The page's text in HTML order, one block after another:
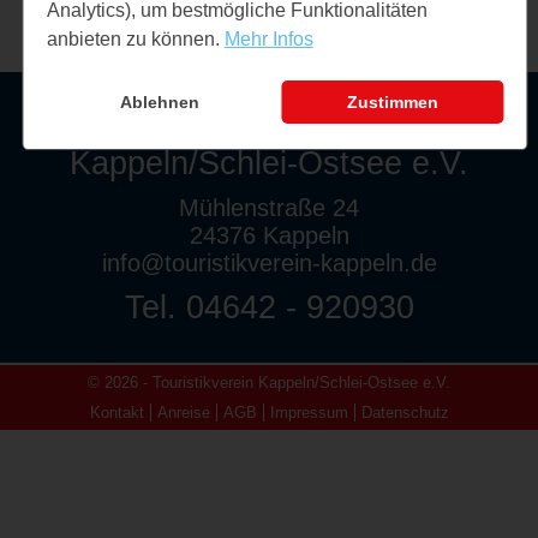
Touristikverein
Kappeln/Schlei-Ostsee e.V.
Mühlenstraße 24
24376 Kappeln
info@touristikverein-kappeln.de
Tel. 04642 - 920930
© 2026 - Touristikverein Kappeln/Schlei-Ostsee e.V.
Kontakt
Anreise AGB Impressum Datenschutz
Analytics), um bestmögliche Funktionalitäten
anbieten zu können. Mehr Infos
Ablehnen Zustimmen